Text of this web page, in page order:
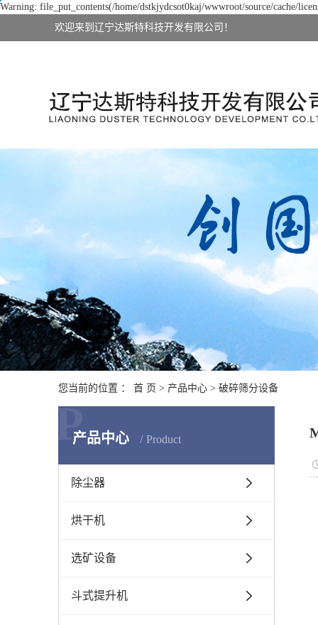
Warning: file_put_contents(/home/dstkjydcsot0kaj/wwwroot/source/cache/
欢迎来到辽宁达斯特科技开发有限公司！
您当前的位置 ： 首 页 > 产品中心 > 破碎筛分设备
产品中心 Product
P
除尘器
烘干机
选矿设备
斗式提升机